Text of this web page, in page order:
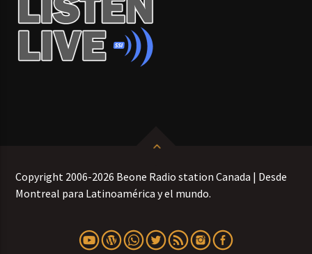
Copyright 2006-2026 Beone Radio station Canada | Desde
Montreal para Latinoamérica y el mundo.